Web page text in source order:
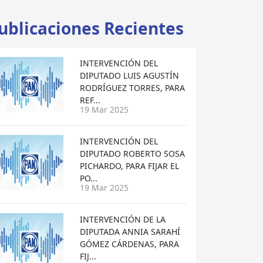
Recientes
INTERVENCIÓN DEL
DIPUTADO LUIS AGUSTÍN
RODRÍGUEZ TORRES, PARA
REF...
19 Mar 2025
INTERVENCIÓN DEL
DIPUTADO ROBERTO SOSA
PICHARDO, PARA FIJAR EL
PO...
19 Mar 2025
INTERVENCIÓN DE LA
DIPUTADA ANNIA SARAHÍ
GÓMEZ CÁRDENAS, PARA
FIJ...